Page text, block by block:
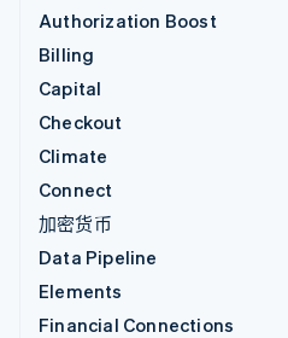
Authorization Boost
Billing
Capital
Checkout
Climate
Connect
加密货币
Data Pipeline
Elements
Financial Connections